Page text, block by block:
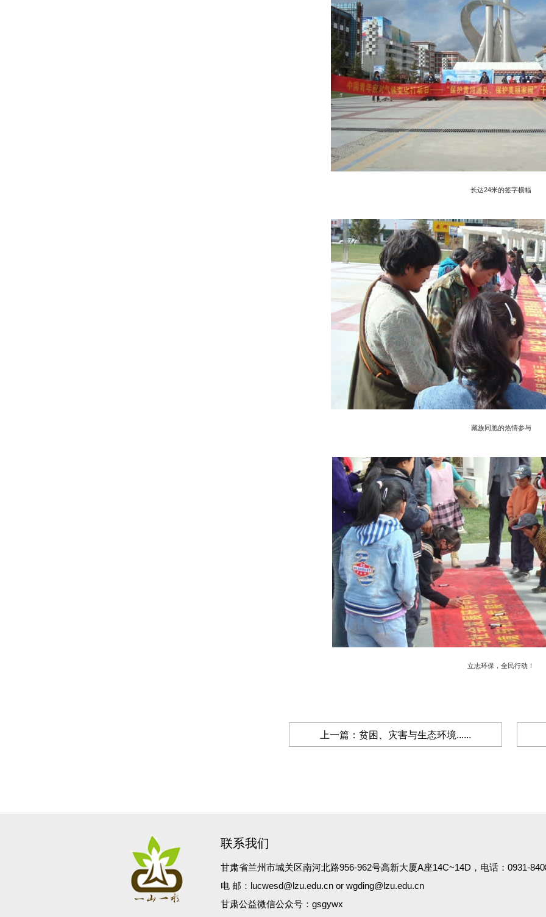
长达24米的签字横幅
藏族同胞的热情参与
立志环保，全民行动！
上一篇：贫困、灾害与生态环境......
联系我们
甘肃省兰州市城关区南河北路956-962号高新大厦A座14C~14D，电话：0931-
电 邮：lucwesd@lzu.edu.cn or wgding@lzu.edu.cn
甘肃公益微信公众号：gsgywx